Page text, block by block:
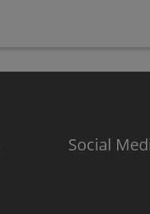
Social